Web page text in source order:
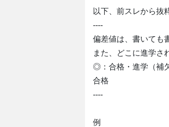
以下、前スレから抜
----
偏差値は、書いても
また、どこに進学さ
◎：合格・進学（補
合格
----
例